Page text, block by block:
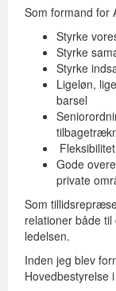
Som formand for
Styrke
Styrke
Styrke
Ligeløn,
barsel
Gode
private
Som
relationer både
ledelsen.
Inden jeg blev
Hovedbestyrelse